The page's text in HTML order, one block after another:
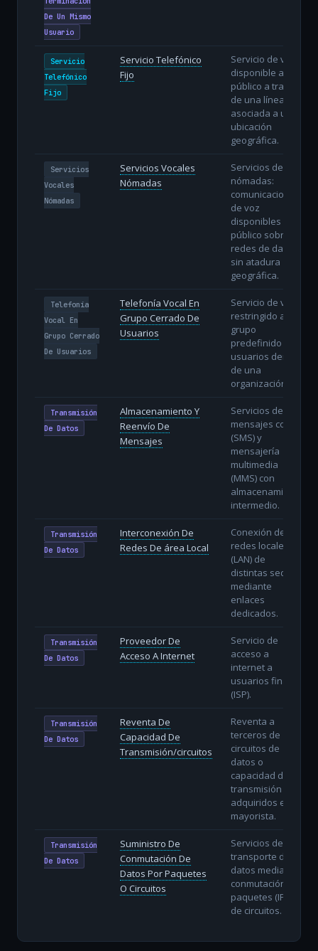
De Un Mismo
Usuario
Servicio
Telefónico
Fijo
Servicio Telefónico
Fijo
Servicio de voz
disponible al
público a través
de una línea fija
asociada a una
ubicación
geográfica.
Servicios
Vocales
Nómadas
Servicios Vocales
Nómadas
Servicios de voz
nómadas:
comunicaciones
de voz
disponibles al
público sobre
redes de datos
sin atadura
geográfica.
Telefonía
Vocal En
Grupo Cerrado
De Usuarios
Telefonía Vocal En
Grupo Cerrado De
Usuarios
Servicio de voz
restringido a un
grupo
predefinido de
usuarios dentro
de una
organización.
Transmisión
De Datos
Almacenamiento Y
Reenvío De
Mensajes
Servicios de
mensajes cortos
(SMS) y
mensajería
multimedia
(MMS) con
almacenamiento
intermedio.
Transmisión
De Datos
Interconexión De
Redes De área Local
Conexión de
redes locales
(LAN) de
distintas sedes
mediante
enlaces
dedicados.
Transmisión
De Datos
Proveedor De
Acceso A Internet
Servicio de
acceso a
internet a
usuarios finales
(ISP).
Transmisión
De Datos
Reventa De
Capacidad De
Transmisión/circuitos
Reventa a
terceros de
circuitos de
datos o
capacidad de
transmisión
adquiridos en
mayorista.
Transmisión
De Datos
Suministro De
Conmutación De
Datos Por Paquetes
O Circuitos
Servicios de
transporte de
datos mediante
conmutación de
paquetes (IP) o
de circuitos.